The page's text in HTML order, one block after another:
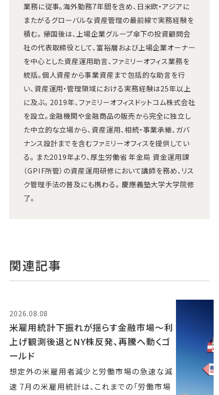
業務に従事。海外勤務7年間を含め、日米欧・アジアに
またがるグローバルな資産管理の最前線で実務経験を
積む。 帰国後は、上場企業グループ傘下の投資顧問会
社の代表取締役として、富裕層および上場企業オーナー
を中心とした資産運用助言、ファミリーオフィス業務を
統括。個人資産から事業資産まで包括的な助言を行
い、資産運用・管理領域における実務経験は25年以上
に及ぶ。 2019年、ファミリーオフィスドットコム株式会社
を設立。金融機関や金融商品の販売から完全に独立し
た中立的な立場から、資産運用、相続・事業承継、ガバ
ナンス設計までを含むファミリーオフィスを提供してい
る。 また2019年より、厚生労働省 年金局 資金運用課
（GPIF所管）の資産運用研修において講師を務め、リス
ク管理手法の普及にも携わる。 慶應義塾大学大学院修
了。
関連記事
2026.08.08
米雇用統計下振れが揺らす金融市場～利
上げ観測後退とNY株反発、再騰へ動くゴ
ールド
想定外の米雇用者減少と労働市場の急速な減
速 7月の米雇用統計は、これまでの「労働市場